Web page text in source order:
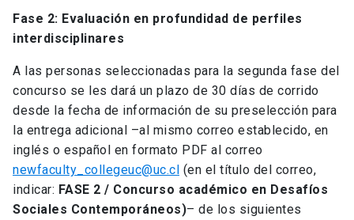
Fase 2: Evaluación en profundidad de perfiles
interdisciplinares
A las personas seleccionadas para la segunda fase del
concurso se les dará un plazo de 30 días de corrido
desde la fecha de información de su preselección para
la entrega adicional –al mismo correo establecido, en
inglés o español en formato PDF al correo
newfaculty_collegeuc@uc.cl (en el título del correo,
indicar: FASE 2 / Concurso académico en Desafíos
Sociales Contemporáneos)– de los siguientes